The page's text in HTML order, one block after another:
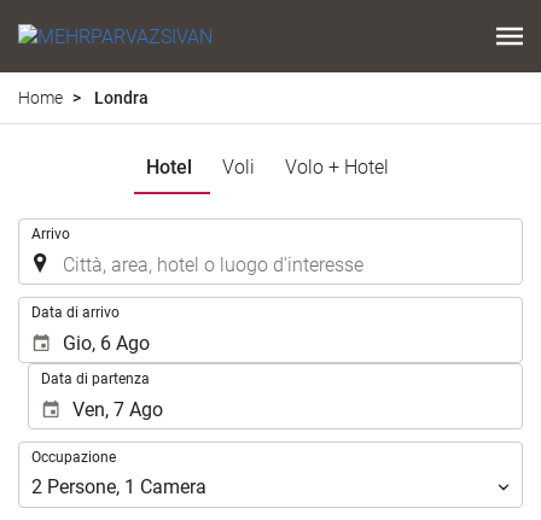
Home Londra
Hotel Voli Volo + Hotel
Arrivo
Data di arrivo
Data di partenza
Occupazione
Occupazione
2 Persone, 1 Camera